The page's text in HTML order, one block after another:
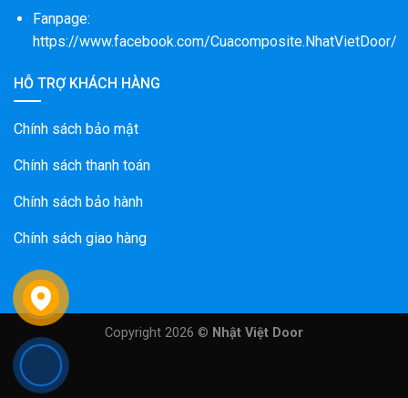
Fanpage:
https://www.facebook.com/Cuacomposite.NhatVietDoor/
HỖ TRỢ KHÁCH HÀNG
Chính sách bảo mật
Chính sách thanh toán
Chính sách bảo hành
Chính sách giao hàng
Copyright 2026 © Nhật Việt Door